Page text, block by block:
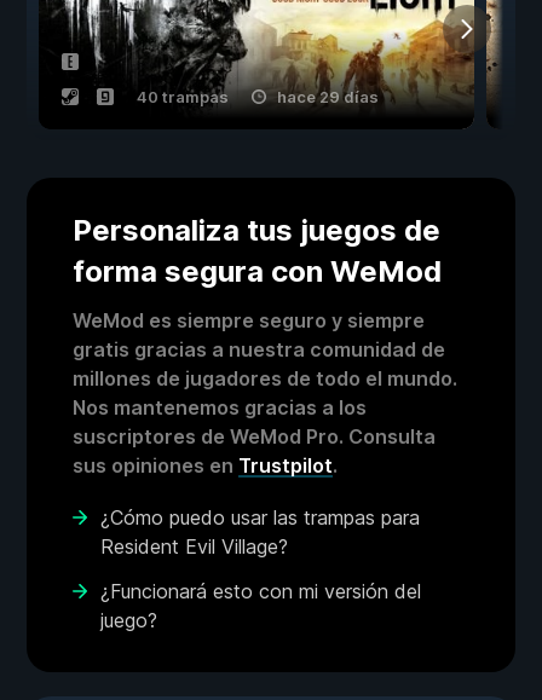
40 trampas hace 29 días
Personaliza tus juegos de
forma segura con WeMod
WeMod es siempre seguro y siempre
gratis gracias a nuestra comunidad de
millones de jugadores de todo el mundo.
Nos mantenemos gracias a los
suscriptores de WeMod Pro. Consulta
sus opiniones en Trustpilot.
¿Cómo puedo usar las trampas para
Resident Evil Village?
¿Funcionará esto con mi versión del
juego?